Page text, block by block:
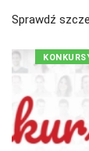
Sprawdź